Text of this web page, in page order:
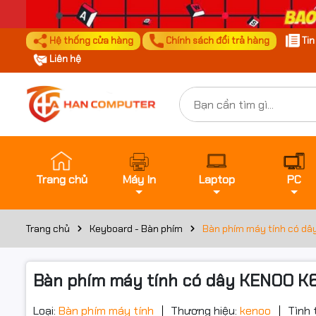
Hệ thống cửa hàng Chính sách đổi trả hàng
Liên hệ
Trang chủ Máy In Laptop PC
Trang chủ Keyboard - Bàn phím Bàn phím máy tính có
Bàn phím máy tính có dây KENOO
Loại: Bàn phím máy tính Thương hiệu: kenoo Tình